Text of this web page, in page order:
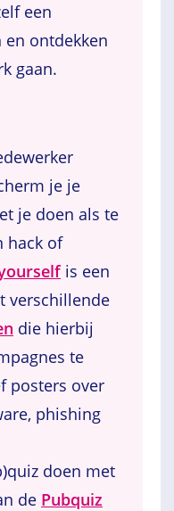
een
ontdekken
gaan.
je je
je doen als te
hack of
is een
verschillende
die hierbij
te
posters over
phishing
doen met
de Pubquiz